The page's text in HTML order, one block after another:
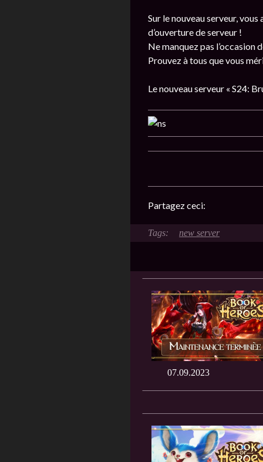
Sur le nouveau serveur,
d’ouverture de serveur !
Ne manquez pas
Prouvez à tous que vous
Le nouveau serveur « S24:
Partagez ceci:
new server
07.09.2023